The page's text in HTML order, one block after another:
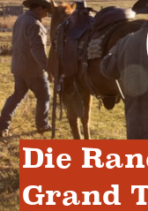
Die
Grand